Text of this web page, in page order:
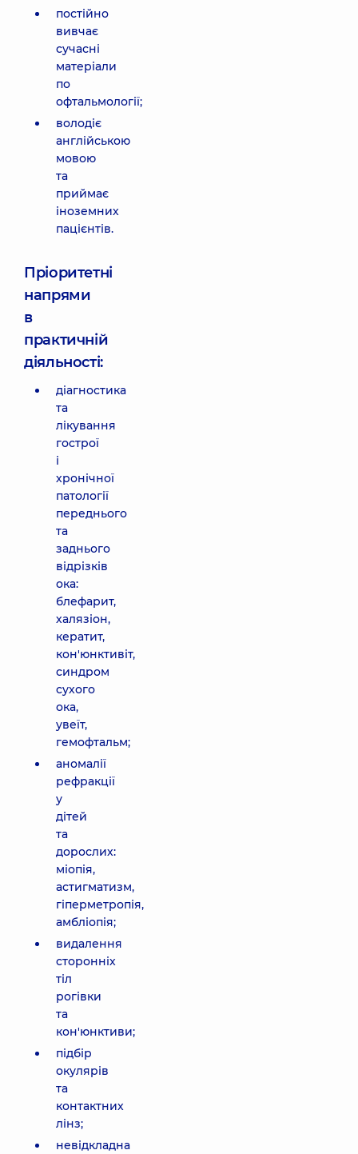
постійно
вивчає
сучасні
матеріали
по
офтальмології;
володіє
англійською
мовою
та
приймає
іноземних
пацієнтів.
Пріоритетні
напрями
в
практичній
діяльності:
діагностика
та
лікування
гострої
і
хронічної
патології
переднього
та
заднього
відрізків
ока:
блефарит,
халязіон,
кератит,
кон'юнктивіт,
синдром
сухого
ока,
увеїт,
гемофтальм;
аномалії
рефракції
у
дітей
та
дорослих:
міопія,
астигматизм,
гіперметропія,
амбліопія;
видалення
сторонніх
тіл
рогівки
та
кон'юнктиви;
підбір
окулярів
та
контактних
лінз;
невідкладна